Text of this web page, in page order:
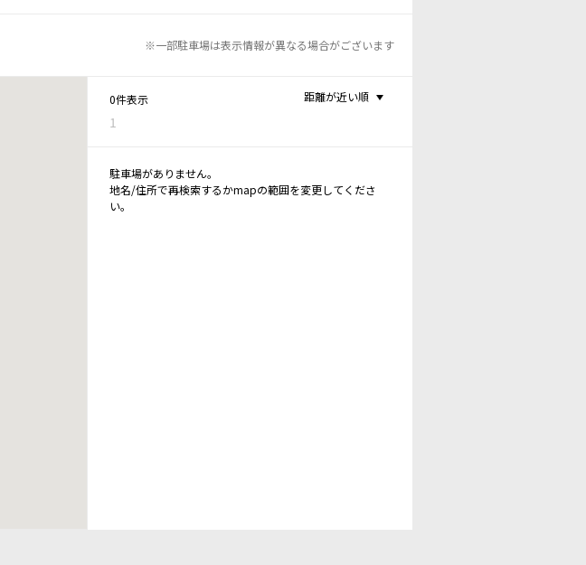
※一部駐車場は表示情報が異なる場合がございます
0件表示
1
距離が近い順
駐車場がありません。
地名/住所で再検索するかmapの範囲を変更してくださ
い。